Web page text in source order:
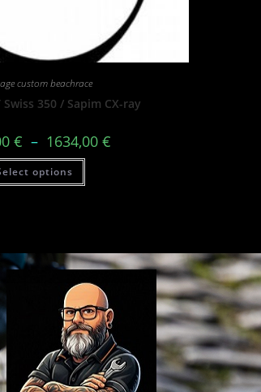
custom beachrace
Swiss 350 / Sapim CX-ray
€ – 1634,00€
options